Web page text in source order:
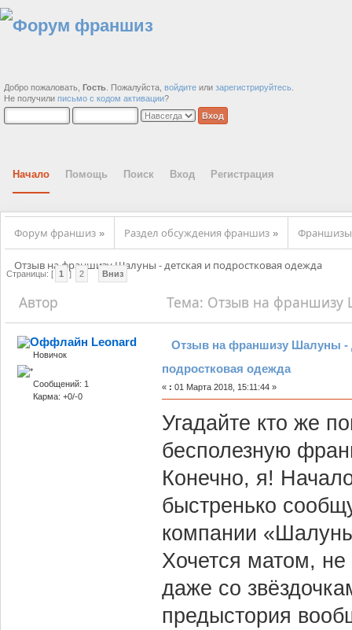
Добро пожаловать, Гость . Пожалуйста, войдите или зарегистрируйтесь
Не получили письмо с кодом активации?
Начало Помощь Поиск Вход Регистрация
Форум франшиз » Раздел обсуждения франшиз »
Отзыв на франшизу Шалуны - детская и подростковая одежда
Страницы: [ 1 ] 2 Вниз
Автор
Тема: Отзыв на франшизу
(Прочитано 6874 раз)
Leonard
Новичок
Сообщений: 1
Карма: +0/-0
Отзыв на франшизу Шалуны -
подростковая одежда
« : 01 Марта 2018, 15:11:44 »
Угадайте кто же
бесполезную
Конечно, я!
быстренько
компании
Хочется матом, не
даже со
предыстория